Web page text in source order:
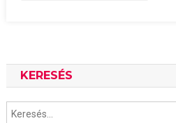
KERESÉS